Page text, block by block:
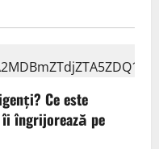
Ce este
îi îngrijorează pe